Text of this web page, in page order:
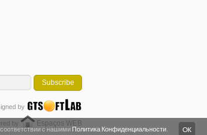
Subscribe
by
by Espaços WEB
OK
с нашими Политика Конфиденциальности.